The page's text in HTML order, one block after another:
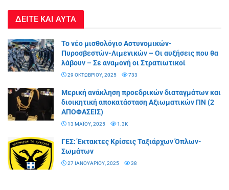
ΔΕΙΤΕ ΚΑΙ ΑΥΤΑ
Το νέο μισθολόγιο Αστυνομικών-
Πυροσβεστών-Λιμενικών – Οι αυξήσεις που θα
λάβουν – Σε αναμονή οι Στρατιωτικοί
29 ΟΚΤΩΒΡΊΟΥ, 2025 733
Μερική ανάκληση προεδρικών διαταγμάτων και
διοικητική αποκατάσταση Αξιωματικών ΠΝ (2
ΑΠΟΦΑΣΕΙΣ)
13 ΜΑΪ́ΟΥ, 2025 1.3K
ΓΕΣ: Έκτακτες Κρίσεις Ταξιάρχων Όπλων-
Σωμάτων
27 ΙΑΝΟΥΑΡΊΟΥ, 2025 38